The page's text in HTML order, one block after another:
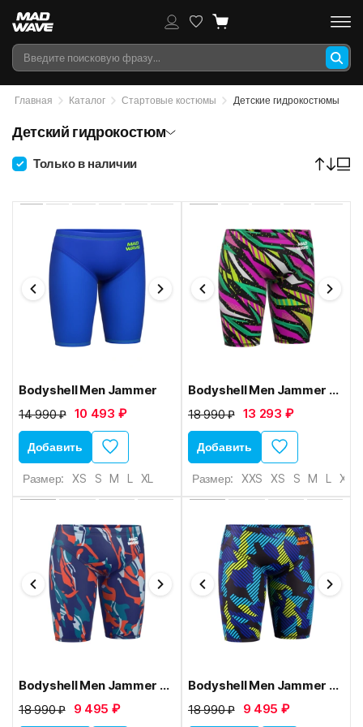
Главная Каталог Стартовые костюмы Детские гидрокостюмы
Детский гидрокостюм
Только в наличии
Bodyshell Men Jammer
14 990 ₽ 10 493 ₽
Добавить
Размер: XS S M L XL
Bodyshell Men Jammer S9
18 990 ₽ 13 293 ₽
Добавить
Размер: XXS XS S M L XL
Bodyshell Men Jammer X2
18 990 ₽ 9 495 ₽
Bodyshell Men Jammer X4
18 990 ₽ 9 495 ₽